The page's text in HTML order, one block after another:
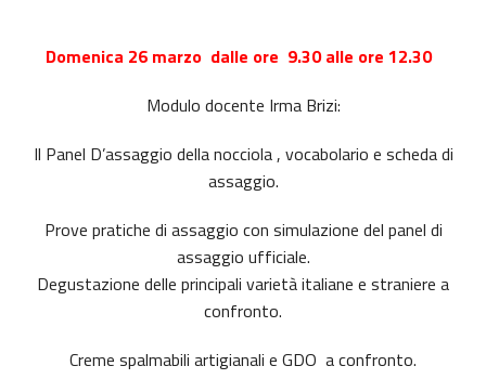
Domenica 26 marzo dalle ore 9.30 alle ore 12.30
Modulo docente Irma Brizi:
Il Panel D’assaggio della nocciola , vocabolario e scheda di
assaggio.
Prove pratiche di assaggio con simulazione del panel di
assaggio ufficiale.
Degustazione delle principali varietà italiane e straniere a
confronto.
Creme spalmabili artigianali e GDO a confronto.